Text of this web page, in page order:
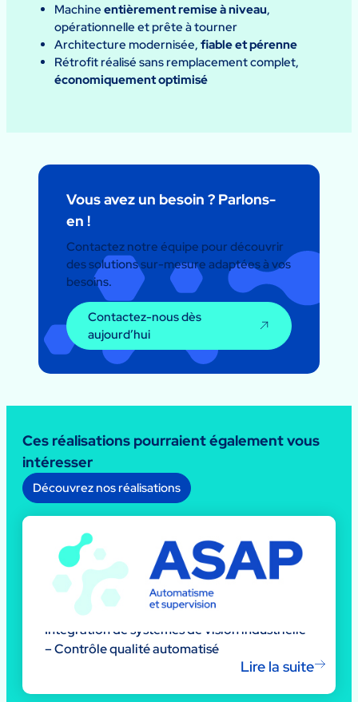
Machine entièrement remise à niveau,
opérationnelle et prête à tourner
Architecture modernisée, fiable et pérenne
Rétrofit réalisé sans remplacement complet,
économiquement optimisé
Vous avez un besoin ? Parlons-
en !
Contactez notre équipe pour découvrir
des solutions sur-mesure adaptées à vos
besoins.
Contactez-nous dès
aujourd’hui
Ces réalisations pourraient également vous
intéresser
Découvrez nos réalisations
Intégration de systèmes de vision industrielle
– Contrôle qualité automatisé
Lire la suite